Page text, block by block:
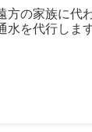
方の家族に代
水を代行しま